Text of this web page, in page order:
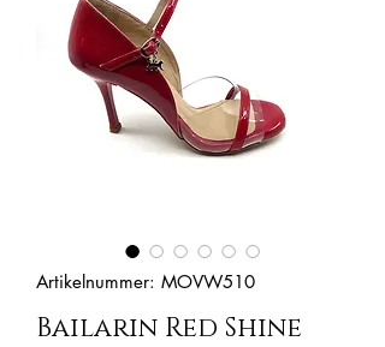
Artikelnummer: MOVW510
Bailarin Red Shine